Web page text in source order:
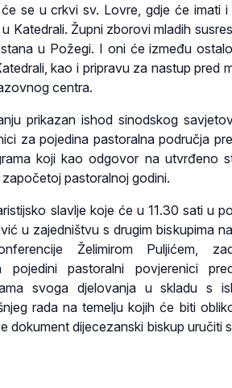
se u crkvi sv. Lovre, gdje će imati i
Katedrali. Župni zborovi mladih
u Požegi. I oni će između
kao i pripravu za nastup pred
centra.
prikazan ishod sinodskog
za pojedina pastoralna područja
koji kao odgovor na utvrđeno
pastoralnoj godini.
slavlje koje će u 11.30 sati u
u zajedništvu s drugim biskupima
Želimirom Puljićem,
pastoralni povjerenici
svoga djelovanja u skladu s
rada na temelju kojih će biti
dokument dijecezanski biskup uručiti